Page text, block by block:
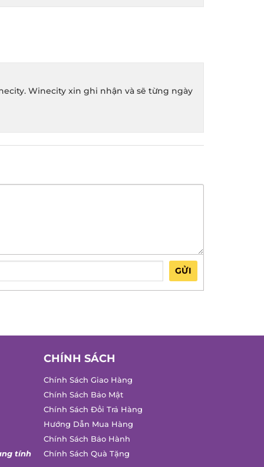
Winecity xin ghi nhận và sẽ từng ngày
GỬI
tính
CHÍNH SÁCH
Chính Sách Giao Hàng
Chính Sách Bảo Mật
Chính Sách Đổi Trả Hàng
Hướng Dẫn Mua Hàng
Chính Sách Bảo Hành
Chính Sách Quà Tặng